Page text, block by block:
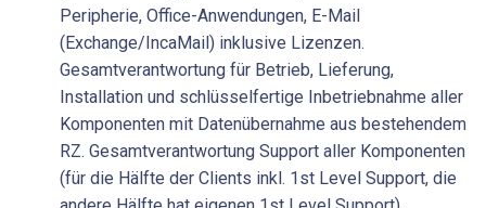
Peripherie, Office-Anwendungen, E-Mail
(Exchange/IncaMail) inklusive Lizenzen.
Gesamtverantwortung für Betrieb, Lieferung,
Installation und schlüsselfertige Inbetriebnahme aller
Komponenten mit Datenübernahme aus bestehendem
RZ. Gesamtverantwortung Support aller Komponenten
(für die Hälfte der Clients inkl. 1st Level Support, die